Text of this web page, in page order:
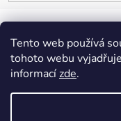
Tento web používá
tohoto webu
informacízde.